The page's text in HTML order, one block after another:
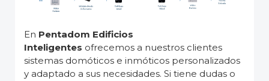
En Pentadom Edificios
Inteligentes ofrecemos a nuestros clientes
sistemas domóticos e inmóticos personalizados
y adaptado a sus necesidades. Si tiene dudas o